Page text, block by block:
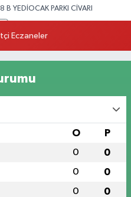
B YEDİOCAK PARKI CİVARI
Eczaneler
O P
0 0
0 0
0 0